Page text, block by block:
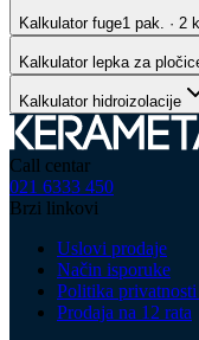
Kalkulator fuge1 pak. · 2
Kalkulator lepka za
Kalkulator hidroizolacije
Call centar
021 6333 450
Brzi linkovi
Uslovi prodaje
Način isporuke
Politika privatnosti
Prodaja na 12 rata